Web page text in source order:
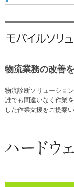
物流業務の改善
物流診断ソリューショ
誰でも間違いなく作業
した作業支援をご提案い